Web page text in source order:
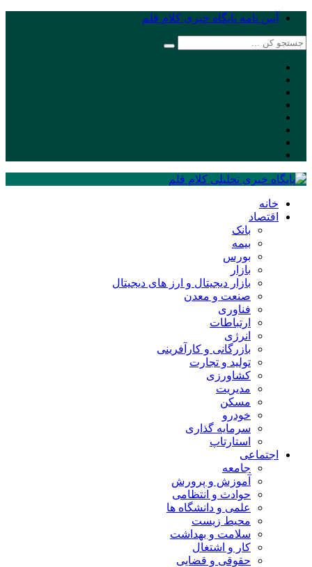
آیین نامه پایگاه خبری کلام قلم
خانه
اقتصاد
بانک
بیمه
بورس
بازار
بازار دیجیتال و ارز های دیجیتال
صنعت و معدن
فناوری
ارتباطات
انرژی
بازرگانی و کارآفرینی
تولید و تجارت
کشاورزی
مدیریت
مسکن
خودرو
سرمایه گذاری
استارتاپ
اجتماعی
جامعه
آموزش و پرورش
حوادث و انتظامی
علمی و دانشگاه ها
محیط زیست
سلامت و بهداشت
کار و اشتغال
حقوقی و قضایی